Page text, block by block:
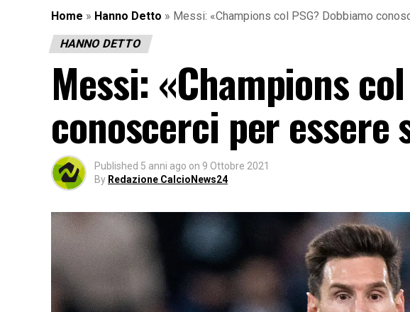
Home » Hanno Detto » Messi: «Champions col PSG? Dobbiamo
HANNO DETTO
Messi: «Champions
conoscerci per essere
Published 5 anni ago on 9 Ottobre 2021
By Redazione CalcioNews24